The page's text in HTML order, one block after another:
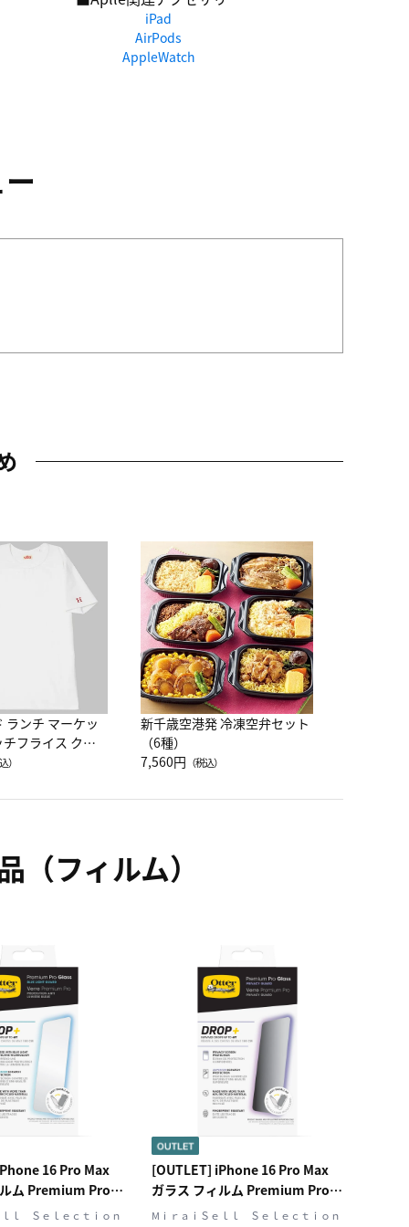
iPad
AirPods
AppleWatch
ランチ マーケッ
フライス クル
半袖Ｔシャツ
）
新千歳空港発 冷凍空弁セット
（6種）
7,560円 （税込）
フィルム）
16 Pro Max
ム Premium Pro
ブルーライトカ
ｌ Ｓｅｌｅｃｔｉｏｎ
[OUTLET] iPhone 16 Pro Max
ガラス フィルム Premium Pro
Glass Privacy のぞき見防止
MⅰｒａｉＳｅｌｌ Ｓｅｌｅｃｔｉｏｎ